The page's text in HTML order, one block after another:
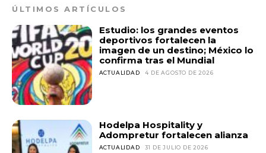
ÚLTIMOS ARTÍCULOS
Estudio: los grandes eventos
deportivos fortalecen la
imagen de un destino; México lo
confirma tras el Mundial
ACTUALIDAD 4 DE AGOSTO DE 2026
Hodelpa Hospitality y
Adompretur fortalecen alianza
ACTUALIDAD 31 DE JULIO DE 2026